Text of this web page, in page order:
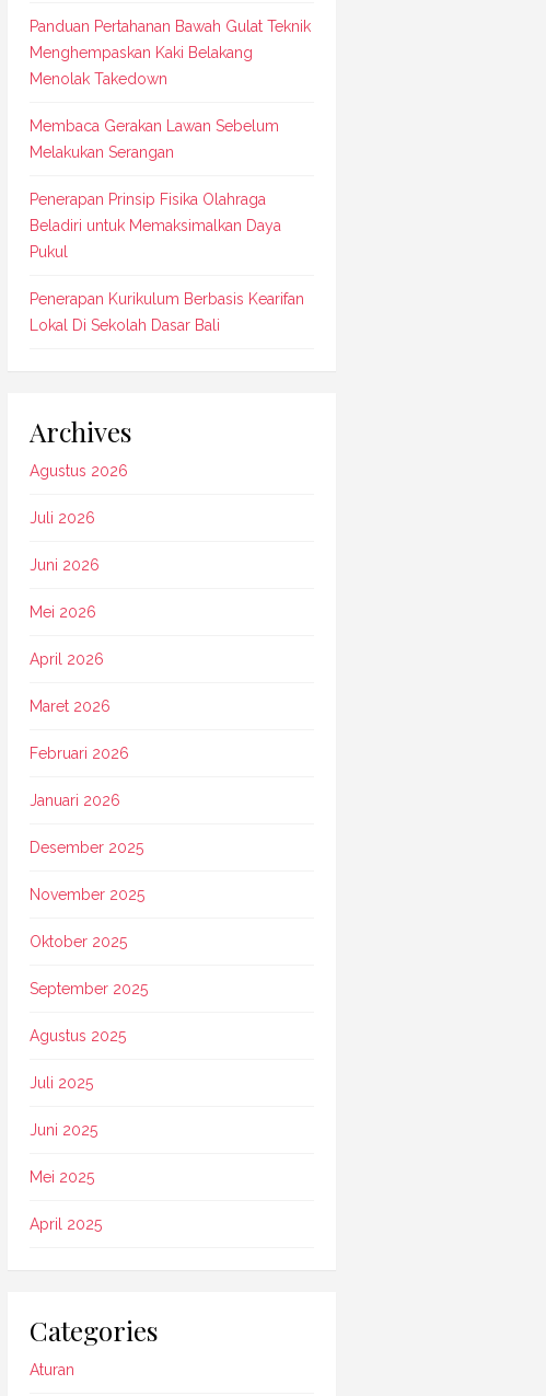
Panduan Pertahanan Bawah Gulat Teknik
Menghempaskan Kaki Belakang
Menolak Takedown
Membaca Gerakan Lawan Sebelum
Melakukan Serangan
Penerapan Prinsip Fisika Olahraga
Beladiri untuk Memaksimalkan Daya
Pukul
Penerapan Kurikulum Berbasis Kearifan
Lokal Di Sekolah Dasar Bali
Archives
Agustus 2026
Juli 2026
Juni 2026
Mei 2026
April 2026
Maret 2026
Februari 2026
Januari 2026
Desember 2025
November 2025
Oktober 2025
September 2025
Agustus 2025
Juli 2025
Juni 2025
Mei 2025
April 2025
Categories
Aturan